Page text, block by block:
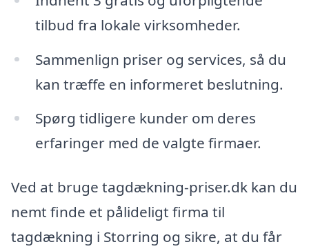
tilbud fra lokale virksomheder.
Sammenlign priser og services, så du
kan træffe en informeret beslutning.
Spørg tidligere kunder om deres
erfaringer med de valgte firmaer.
Ved at bruge tagdækning-priser.dk kan du
nemt finde et pålideligt firma til
tagdækning i Storring og sikre, at du får